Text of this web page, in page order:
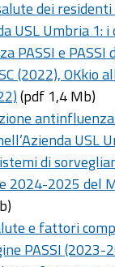
dei
USL Umbria 1:
PASSI e PASSI
(2022), OKkio
(pdf 1,4 Mb)
USL
di
2024-2025 del
e fattori
PASSI (2023-